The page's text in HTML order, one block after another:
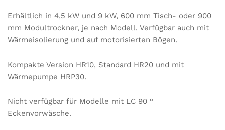
Erhältlich in 4,5 kW und 9 kW, 600 mm Tisch- oder 900
mm Modultrockner, je nach Modell. Verfügbar auch mit
Wärmeisolierung und auf motorisierten Bögen.
Kompakte Version HR10, Standard HR20 und mit
Wärmepumpe HRP30.
Nicht verfügbar für Modelle mit LC 90 °
Eckenvorwäsche.